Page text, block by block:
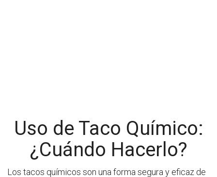
Uso de Taco Químico:
¿Cuándo Hacerlo?
Los tacos químicos son una forma segura y eficaz de